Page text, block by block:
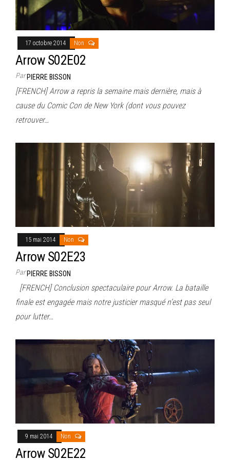
17 octobre 2014 Non
Arrow S02E02
ParPIERRE BISSON
[FRENCH] Arrow a repris la semaine mais dernière, mais à
cause du Comic Con de New York (dont vous pouvez
retrouver…
15 mai 2014 Non
Arrow S02E23
ParPIERRE BISSON
[FRENCH] Conclusion spectaculaire pour Arrow. La bataille
finale est engagée mais notre justicier masqué n’est pas seul
pour lutter…
9 mai 2014 Non
Arrow S02E22